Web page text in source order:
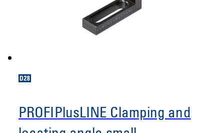
PROFIPlusLINE Clamping and